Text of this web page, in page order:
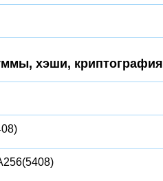
хэши, криптография